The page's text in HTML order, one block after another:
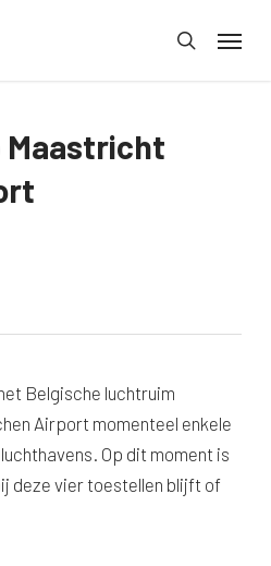
search
Menu
Maastricht
Belgische luchtruim
Airport momenteel enkele
Op dit moment is
deze vier toestellen blijft of